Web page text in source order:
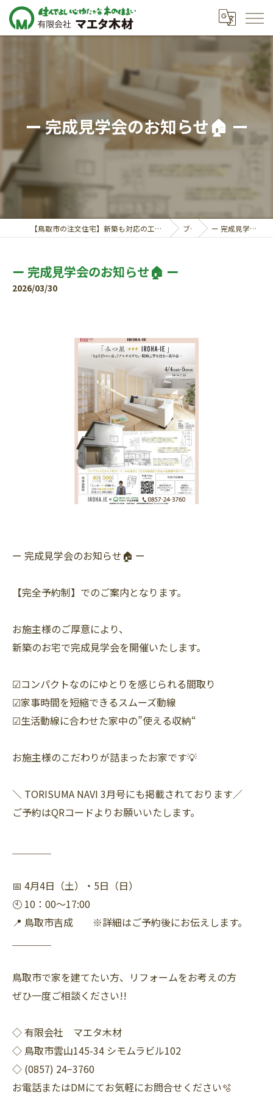
ー 完成見学会のお知らせ🏠 ー
【鳥取市の注文住宅】新築も対応の工務店｜価格相談受付中｜有限会社マエタ木材 ブログ ー 完成見学会のお知らせ🏠 ー
ー 完成見学会のお知らせ🏠 ー
2026/03/30
ー 完成見学会のお知らせ🏠 ー
【完全予約制】でのご案内となります。
お施主様のご厚意により、
新築のお宅で完成見学会を開催いたします。
☑︎コンパクトなのにゆとりを感じられる間取り
☑︎家事時間を短縮できるスムーズ動線
☑︎生活動線に合わせた家中の”使える収納“
お施主様のこだわりが詰まったお家です💡
＼ TORISUMA NAVI 3月号にも掲載されております／
ご予約はQRコードよりお願いいたします。
📅 4月4日（土）・5日（日）
🕙 10：00〜17:00
📍 鳥取市吉成 ※詳細はご予約後にお伝えします。
鳥取市で家を建てたい方、リフォームをお考えの方
ぜひ一度ご相談ください!!
◇ 有限会社 マエタ木材
◇ 鳥取市雲山145-34 シモムラビル102
◇ (0857) 24−3760
お電話またはDMにてお気軽にお問合せください🫧